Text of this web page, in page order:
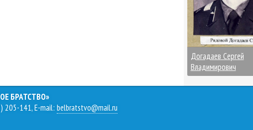
Догадаев Сергей
Владимирович
БРАТСТВО»
205-141, E-mail: belbratstvo@mail.ru